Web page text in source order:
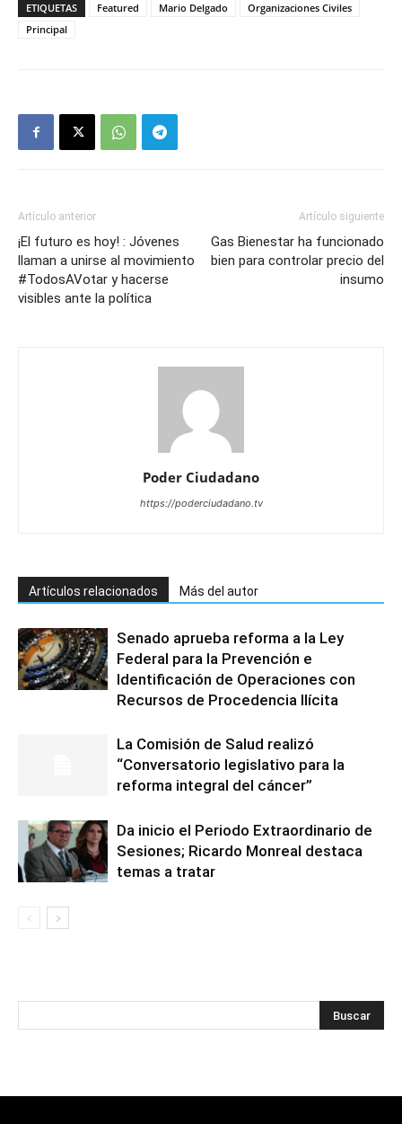
ETIQUETAS Featured Mario Delgado
Organizaciones Civiles
Principal
Artículo anterior
¡El futuro es hoy! : Jóvenes
llaman a unirse al movimiento
#TodosAVotar y hacerse
visibles ante la política
Artículo siguiente
Gas Bienestar ha funcionado
bien para controlar precio del
insumo
Poder Ciudadano
https://poderciudadano.tv
Artículos relacionados Más del autor
Senado aprueba reforma a la Ley
Federal para la Prevención e
Identificación de Operaciones con
Recursos de Procedencia Ilícita
La Comisión de Salud realizó
“Conversatorio legislativo para la
reforma integral del cáncer”
Da inicio el Periodo Extraordinario de
Sesiones; Ricardo Monreal destaca
temas a tratar